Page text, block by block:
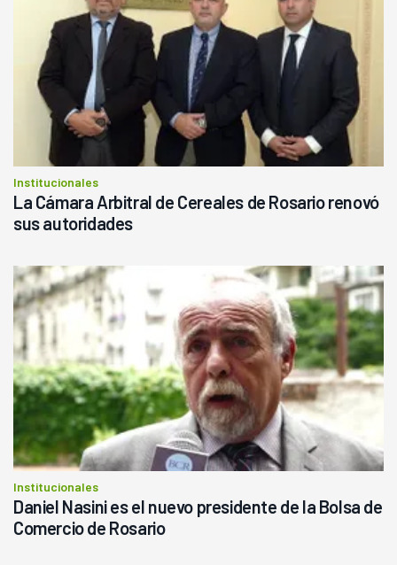
Institucionales
La Cámara Arbitral de Cereales de Rosario renovó
sus autoridades
Institucionales
Daniel Nasini es el nuevo presidente de la Bolsa de
Comercio de Rosario